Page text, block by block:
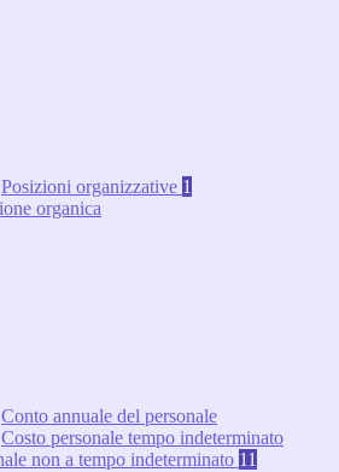
Posizioni organizzative 1
organica
Conto annuale del personale
Costo personale tempo indeterminato
non a tempo indeterminato 11